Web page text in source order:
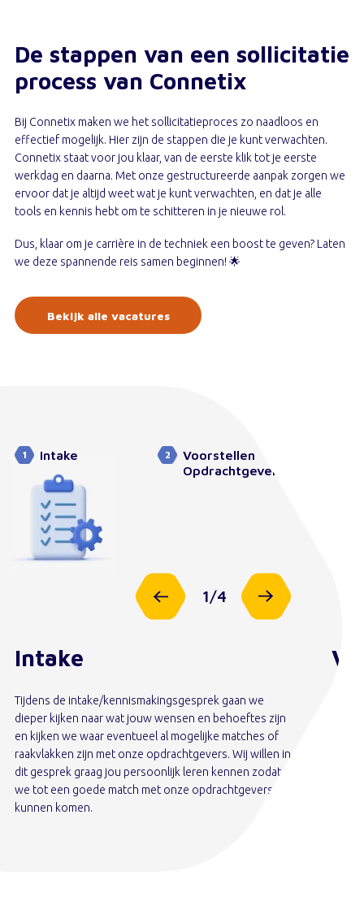
1 Intake 2
Voorstellen
Opdrachtgever
Intake
Tijdens de intake/kennismakingsgesprek gaan we
dieper kijken naar wat jouw wensen en behoeftes zijn
en kijken we waar eventueel al mogelijke matches of
raakvlakken zijn met onze opdrachtgevers. Wij willen in
dit gesprek graag jou persoonlijk leren kennen zodat
we tot een goede match met onze opdrachtgevers
kunnen komen.
1/4
De stappen van een sollicitatie
process van Connetix
Bij Connetix maken we het sollicitatieproces zo naadloos en
effectief mogelijk. Hier zijn de stappen die je kunt verwachten.
Connetix staat voor jou klaar, van de eerste klik tot je eerste
werkdag en daarna. Met onze gestructureerde aanpak zorgen we
ervoor dat je altijd weet wat je kunt verwachten, en dat je alle
tools en kennis hebt om te schitteren in je nieuwe rol.
Dus, klaar om je carrière in de techniek een boost te geven? Laten
we deze spannende reis samen beginnen! 🌟
Bekijk alle vacatures